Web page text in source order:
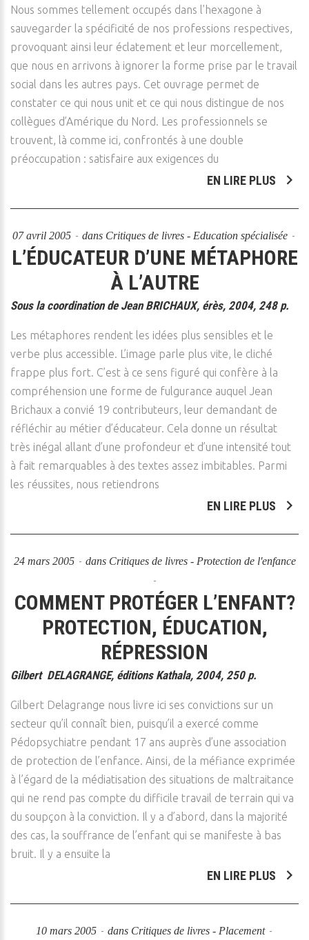
Nous sommes tellement occupés dans l’hexagone à
sauvegarder la spécificité de nos professions respectives,
provoquant ainsi leur éclatement et leur morcellement,
que nous en arrivons à ignorer la forme prise par le travail
social dans les autres pays. Cet ouvrage permet de
constater ce qui nous unit et ce qui nous distingue de nos
collègues d’Amérique du Nord. Les professionnels se
trouvent, là comme ici, confrontés à une double
préoccupation : satisfaire aux exigences du
EN LIRE PLUS
07 avril 2005 dans Critiques de livres - Education spécialisée
L’ÉDUCATEUR D’UNE MÉTAPHORE
À L’AUTRE
Sous la coordination de Jean BRICHAUX, érès, 2004, 248 p.
Les métaphores rendent les idées plus sensibles et le
verbe plus accessible. L’image parle plus vite, le cliché
frappe plus fort. C’est à ce sens figuré qui confère à la
compréhension une forme de fulgurance auquel Jean
Brichaux a convié 19 contributeurs, leur demandant de
réfléchir au métier d’éducateur. Cela donne un résultat
très inégal allant d’une profondeur et d’une intensité tout
à fait remarquables à des textes assez imbitables. Parmi
les réussites, nous retiendrons
EN LIRE PLUS
24 mars 2005 dans Critiques de livres - Protection de l'enfance
COMMENT PROTÉGER L’ENFANT?
PROTECTION, ÉDUCATION,
RÉPRESSION
Gilbert DELAGRANGE, éditions Kathala, 2004, 250 p.
Gilbert Delagrange nous livre ici ses convictions sur un
secteur qu’il connaît bien, puisqu’il a exercé comme
Pédopsychiatre pendant 17 ans auprès d’une association
de protection de l’enfance. Ainsi, de la méfiance exprimée
à l’égard de la médiatisation des situations de maltraitance
qui ne rend pas compte du difficile travail de terrain qui va
du soupçon à la conviction. Il y a d’abord, dans la majorité
des cas, la souffrance de l’enfant qui se manifeste à bas
bruit. Il y a ensuite la
EN LIRE PLUS
10 mars 2005 dans Critiques de livres - Placement